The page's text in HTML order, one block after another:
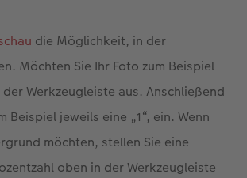
die Möglichkeit, in der
Möchten Sie Ihr Foto zum Beispiel
Werkzeugleiste aus. Anschließend
jeweils eine „1“, ein. Wenn
möchten, stellen Sie eine
oben in der Werkzeugleiste